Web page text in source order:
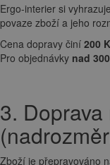
Ergo-interier si
povaze zboží a jeho
Cena dopravy činí 200
Pro objednávky nad
3.
Zboží je přepravováno